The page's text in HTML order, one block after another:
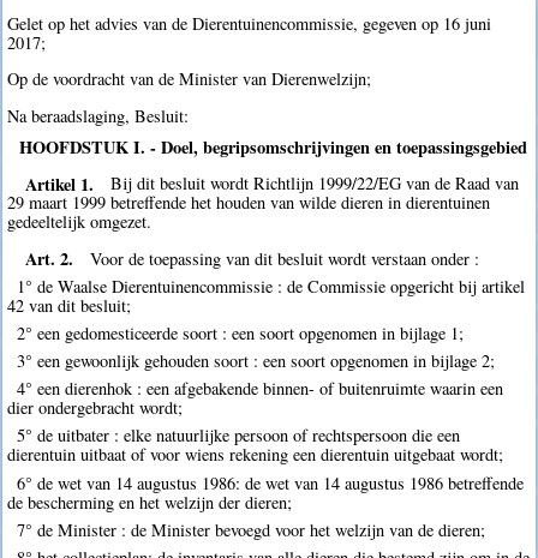
Gelet op het advies van de Dierentuinencommissie, gegeven op 16 juni
2017;
Op de voordracht van de Minister van Dierenwelzijn;
Na beraadslaging, Besluit:
HOOFDSTUK I. - Doel, begripsomschrijvingen en toepassingsgebied
Artikel 1.
Bij dit besluit wordt Richtlijn 1999/22/EG van de Raad van
29 maart 1999 betreffende het houden van wilde dieren in dierentuinen
gedeeltelijk omgezet.
Art. 2.
Voor de toepassing van dit besluit wordt verstaan onder :
1° de Waalse Dierentuinencommissie : de Commissie opgericht bij artikel
42 van dit besluit;
2° een gedomesticeerde soort : een soort opgenomen in bijlage 1;
3° een gewoonlijk gehouden soort : een soort opgenomen in bijlage 2;
4° een dierenhok : een afgebakende binnen- of buitenruimte waarin een
dier ondergebracht wordt;
5° de uitbater : elke natuurlijke persoon of rechtspersoon die een
dierentuin uitbaat of voor wiens rekening een dierentuin uitgebaat wordt;
6° de wet van 14 augustus 1986: de wet van 14 augustus 1986 betreffende
de bescherming en het welzijn der dieren;
7° de Minister : de Minister bevoegd voor het welzijn van de dieren;